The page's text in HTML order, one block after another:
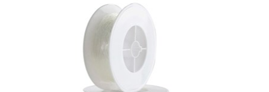
Barnvagnar & småbarnsartiklar
Skolförbrukning & kontorsmaterial
Logga in / Registrera dig